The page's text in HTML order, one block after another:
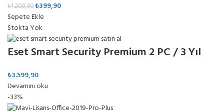
₺1.200,00₺399,90
Sepete Ekle
Stokta Yok
Eset Smart Security Premium 2 PC / 3 Yıl
₺3.599,90
Devamını oku
-33%